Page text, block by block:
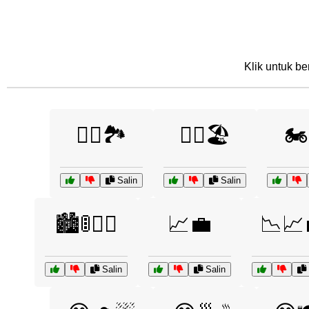
Klik untuk
🏃‍♀️🏞️
Salin
🏃‍♂️🏖️
Salin
🏙️🚦🏃‍♂️
Salin
📈💼
Salin